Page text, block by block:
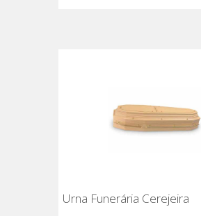
Urna Funerária Cerejeira